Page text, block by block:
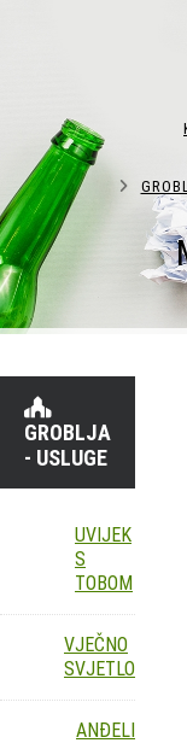
GROBLJA
- USLUGE
UVIJEK
S
TOBOM
VJEČNO
SVJETLO
ANĐELI